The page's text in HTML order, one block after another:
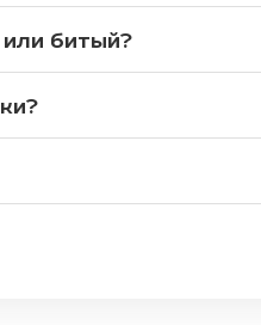
битый?